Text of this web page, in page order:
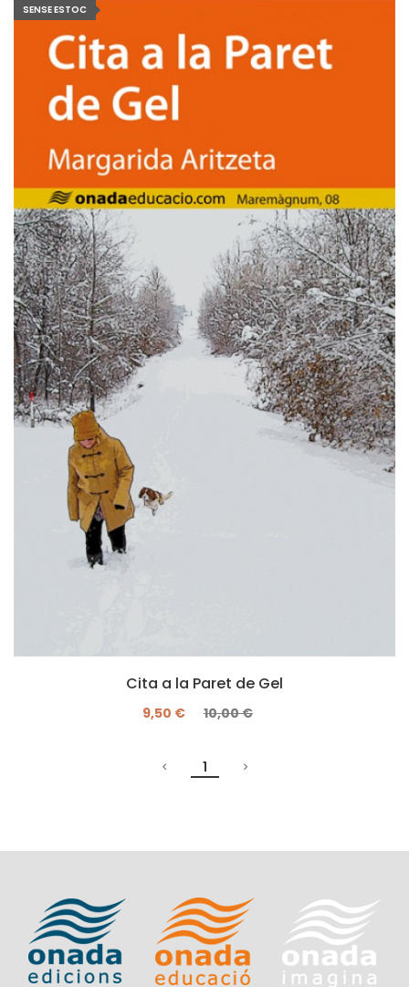
SENSE ESTOC
Cita a la Paret de Gel
9,50 € 10,00 €
1